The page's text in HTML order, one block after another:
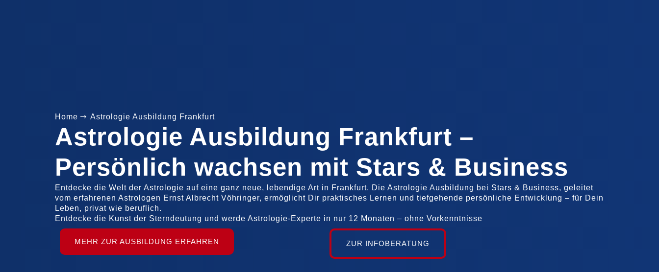
Home Astrologie Ausbildung Frankfurt
Astrologie Ausbildung Frankfurt –
Persönlich wachsen mit Stars & Business
Entdecke die Welt der Astrologie auf eine ganz neue, lebendige Art in Frankfurt. Die Astrologie Ausbildung bei Stars & Business, geleitet
vom erfahrenen Astrologen Ernst Albrecht Vöhringer, ermöglicht Dir praktisches Lernen und tiefgehende persönliche Entwicklung – für Dein
Leben, privat wie beruflich.
Entdecke die Kunst der Sterndeutung und werde Astrologie-Experte in nur 12 Monaten – ohne Vorkenntnisse
MEHR ZUR AUSBILDUNG ERFAHREN ZUR INFOBERATUNG